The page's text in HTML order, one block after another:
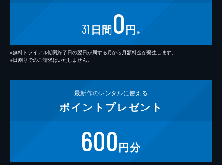
31 日間0円 ※
※無料トライアル期間終了日の翌日が属する月から月額料金が発生します。
※日割りでのご請求はいたしません。
最新作のレンタルに使える
ポイント プレゼント
600円分